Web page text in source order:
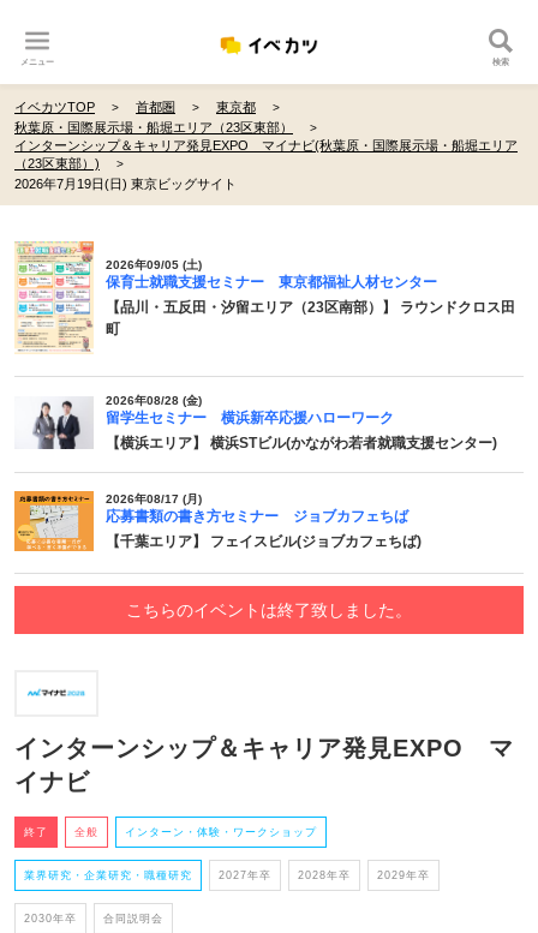
メニュー 検索
イベカツTOP 首都圏
東京都
秋葉原・国際展示場・船堀エリア（23区東部）
インターンシップ＆キャリア発見EXPO マイナビ(秋葉原・国際展示場・船堀エリア
（23区東部）)
2026年7月19日(日) 東京ビッグサイト
2026年09/05 (土)
保育士就職支援セミナー 東京都福祉人材センター
【品川・五反田・汐留エリア（23区南部）】 ラウンドクロス田
町
2026年08/28 (金)
留学生セミナー 横浜新卒応援ハローワーク
【横浜エリア】 横浜STビル(かながわ若者就職支援センター)
2026年08/17 (月)
応募書類の書き方セミナー ジョブカフェちば
【千葉エリア】 フェイスビル(ジョブカフェちば)
こちらのイベントは終了致しました。
インターンシップ＆キャリア発見EXPO マ
イナビ
終了 全般 インターン・体験・ワークショップ
業界研究・企業研究・職種研究 2027年卒 2028年卒 2029年卒
2030年卒 合同説明会